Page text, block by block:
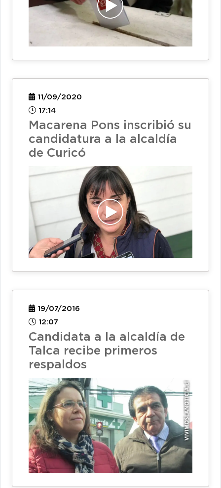
11/09/2020
17:14
Macarena Pons inscribió su
candidatura a la alcaldía
de Curicó
19/07/2016
12:07
Candidata a la alcaldía de
Talca recibe primeros
respaldos